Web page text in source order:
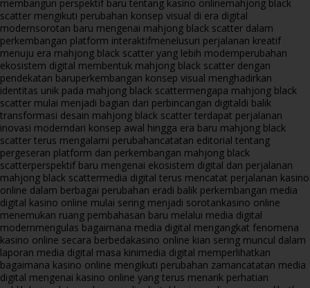
membangun perspektif baru tentang kasino onlinemahjong black
scatter mengikuti perubahan konsep visual di era digital
modernsorotan baru mengenai mahjong black scatter dalam
perkembangan platform interaktifmenelusuri perjalanan kreatif
menuju era mahjong black scatter yang lebih modernperubahan
ekosistem digital membentuk mahjong black scatter dengan
pendekatan baruperkembangan konsep visual menghadirkan
identitas unik pada mahjong black scattermengapa mahjong black
scatter mulai menjadi bagian dari perbincangan digitaldi balik
transformasi desain mahjong black scatter terdapat perjalanan
inovasi moderndari konsep awal hingga era baru mahjong black
scatter terus mengalami perubahancatatan editorial tentang
pergeseran platform dan perkembangan mahjong black
scatterperspektif baru mengenai ekosistem digital dan perjalanan
mahjong black scattermedia digital terus mencatat perjalanan kasino
online dalam berbagai perubahan eradi balik perkembangan media
digital kasino online mulai sering menjadi sorotankasino online
menemukan ruang pembahasan baru melalui media digital
modernmengulas bagaimana media digital mengangkat fenomena
kasino online secara berbedakasino online kian sering muncul dalam
laporan media digital masa kinimedia digital memperlihatkan
bagaimana kasino online mengikuti perubahan zamancatatan media
digital mengenai kasino online yang terus menarik perhatian